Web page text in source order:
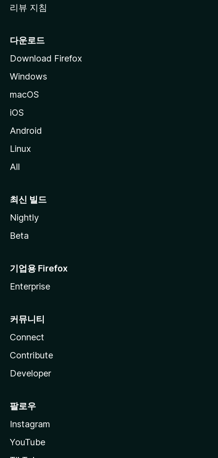
리뷰 지침
다운로드
Download Firefox
Windows
macOS
iOS
Android
Linux
All
최신 빌드
Nightly
Beta
기업용 Firefox
Enterprise
커뮤니티
Connect
Contribute
Developer
팔로우
Instagram
YouTube